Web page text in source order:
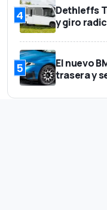
4
Dethleffs
y giro
5
El nuevo
trasera y